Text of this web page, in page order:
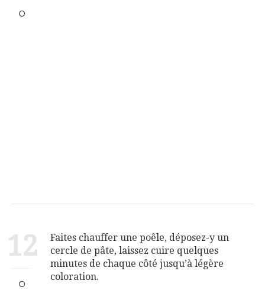
12
Faites chauffer une poêle, déposez-y un
cercle de pâte, laissez cuire quelques
minutes de chaque côté jusqu’à légère
coloration.